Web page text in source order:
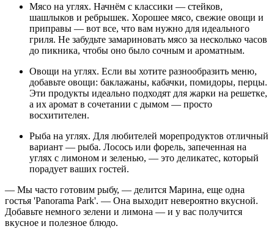
Мясо на углях. Начнём с классики — стейков,
шашлыков и ребрышек. Хорошее мясо, свежие овощи и
приправы — вот все, что вам нужно для идеального
гриля. Не забудьте замариновать мясо за несколько часов
до пикника, чтобы оно было сочным и ароматным.
Овощи на углях. Если вы хотите разнообразить меню,
добавьте овощи: баклажаны, кабачки, помидоры, перцы.
Эти продукты идеально подходят для жарки на решетке,
а их аромат в сочетании с дымом — просто
восхитителен.
Рыба на углях. Для любителей морепродуктов отличный
вариант — рыба. Лосось или форель, запеченная на
углях с лимоном и зеленью, — это деликатес, который
порадует ваших гостей.
— Мы часто готовим рыбу, — делится Марина, еще одна
гостья 'Panorama Park'. — Она выходит невероятно вкусной.
Добавьте немного зелени и лимона — и у вас получится
вкусное и полезное блюдо.